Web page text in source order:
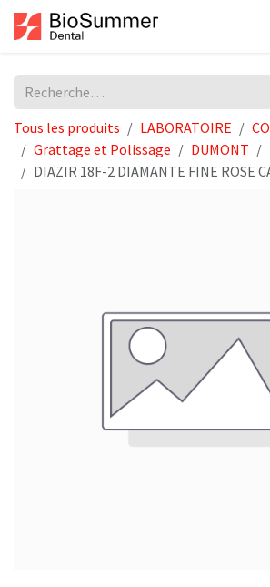
Se rendre au contenu
Tous les produits LABORATOIRE
Grattage et Polissage
DUMONT
DIAZIR 18F-2 DIAMANTE FINE ROSE